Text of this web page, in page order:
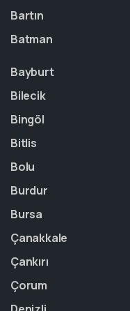
Bartın
Batman
Bayburt
Bilecik
Bingöl
Bitlis
Bolu
Burdur
Bursa
Çanakkale
Çankırı
Çorum